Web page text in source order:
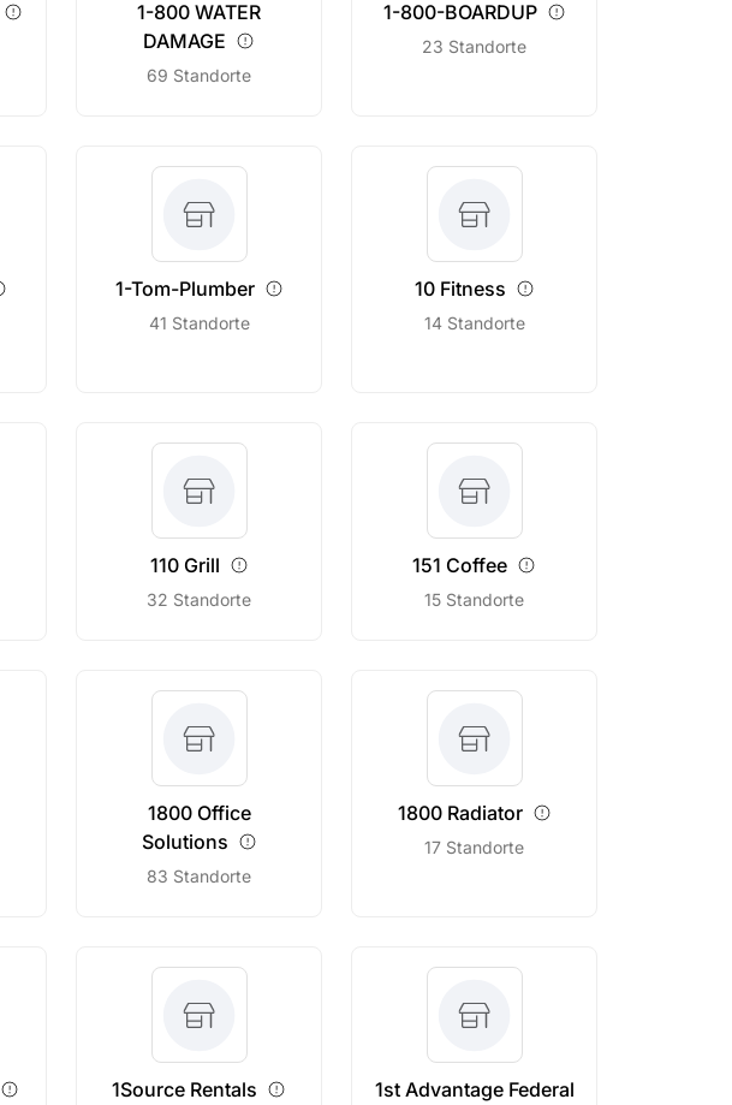
1-800 WATER
DAMAGE
69 Standorte
1-800-BOARDUP
23 Standorte
1-Tom-Plumber
41 Standorte
10 Fitness
14 Standorte
110 Grill
32 Standorte
151 Coffee
15 Standorte
1800 Office
Solutions
83 Standorte
1800 Radiator
17 Standorte
1Source Rentals
1st Advantage Federal